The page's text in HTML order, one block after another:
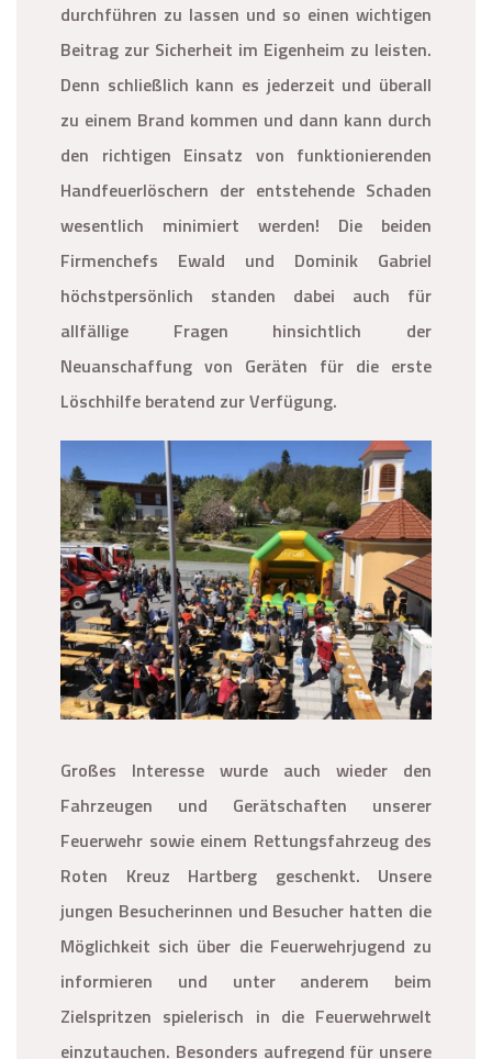
durchführen zu lassen und so einen wichtigen
Beitrag zur Sicherheit im Eigenheim zu leisten.
Denn schließlich kann es jederzeit und überall
zu einem Brand kommen und dann kann durch
den richtigen Einsatz von funktionierenden
Handfeuerlöschern der entstehende Schaden
wesentlich minimiert werden! Die beiden
Firmenchefs Ewald und Dominik Gabriel
höchstpersönlich standen dabei auch für
allfällige Fragen hinsichtlich der
Neuanschaffung von Geräten für die erste
Löschhilfe beratend zur Verfügung.
Großes Interesse wurde auch wieder den
Fahrzeugen und Gerätschaften unserer
Feuerwehr sowie einem Rettungsfahrzeug des
Roten Kreuz Hartberg geschenkt. Unsere
jungen Besucherinnen und Besucher hatten die
Möglichkeit sich über die Feuerwehrjugend zu
informieren und unter anderem beim
Zielspritzen spielerisch in die Feuerwehrwelt
einzutauchen. Besonders aufregend für unsere